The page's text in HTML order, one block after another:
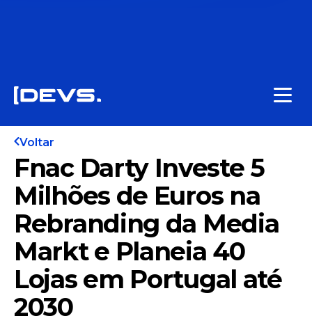
Voltar
Fnac Darty Investe 5
Milhões de Euros na
Rebranding da Media
Markt e Planeia 40
Lojas em Portugal até
2030